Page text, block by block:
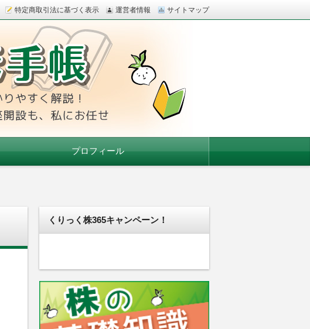
特定商取引法に基づく表示 運営者情報 サイトマップ
券会社の口座開設も、私にお任せ
プロフィール
くりっく株365キャンペーン！